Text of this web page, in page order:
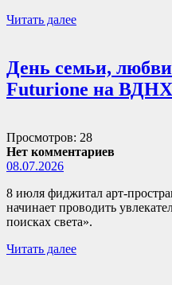
Читать далее
День семьи,
Futurione на ВДНХ
Просмотров: 28
Нет комментариев
08.07.2026
8 июля фиджитал арт-
начинает проводить
поисках света».
Читать далее